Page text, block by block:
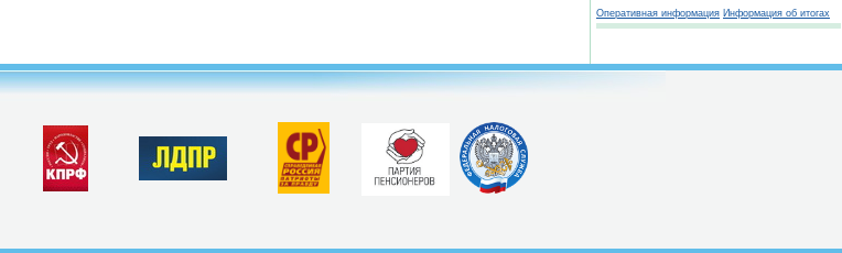
Оперативная информация Информация об итогах